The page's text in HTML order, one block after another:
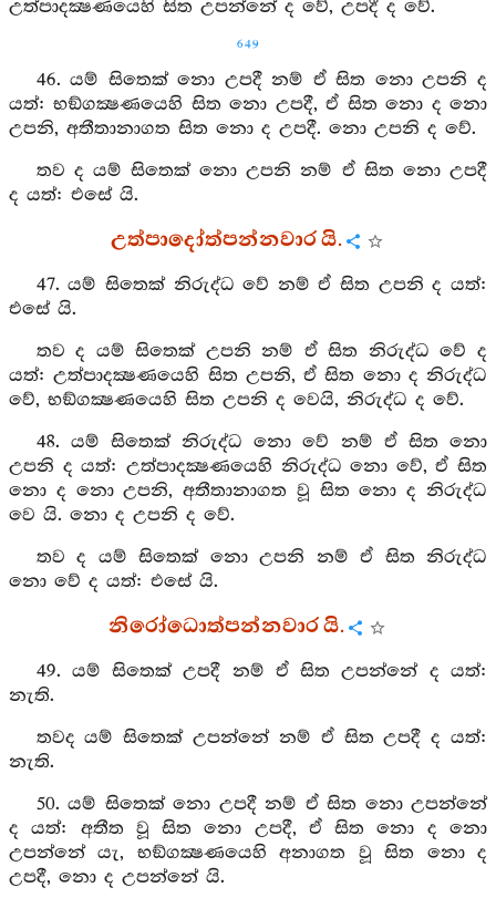
උත්පාදක්‍ෂණයෙහි සිත උපන්නේ ද වේ, උපදී ද වේ.
649
46. යම් සිතෙක් නො උපදී නම් ඒ සිත නො උපනි ද
යත්: භඞ්ගක්‍ෂණයෙහි සිත නො උපදී, ඒ සිත නො ද නො
උපනි, අතීතානාගත සිත නො ද උපදී. නො උපනි ද වේ.
තව ද යම් සිතෙක් නො උපනි නම් ඒ සිත නො උපදී
ද යත්: එසේ යි.
උත්පාදෝත්පන්නවාර යි.
47. යම් සිතෙක් නිරුද්ධ වේ නම් ඒ සිත උපනි ද යත්:
එසේ යි.
තව ද යම් සිතෙක් උපනි නම් ඒ සිත නිරුද්ධ වේ ද
යත්: උත්පාදක්‍ෂණයෙහි සිත උපනි, ඒ සිත නො ද නිරුද්ධ
වේ, භඞ්ගක්‍ෂණයෙහි සිත උපනි ද වෙයි, නිරුද්ධ ද වේ.
48. යම් සිතෙක් නිරුද්ධ නො වේ නම් ඒ සිත නො
උපනි ද යත්: උත්පාදක්‍ෂණයෙහි නිරුද්ධ නො වේ, ඒ සිත
නො ද නො උපනි, අතීතානාගත වූ සිත නො ද නිරුද්ධ
වෙ යි. නො ද උපනි ද වේ.
තව ද යම් සිතෙක් නො උපනි නම් ඒ සිත නිරුද්ධ
නො වේ ද යත්: එසේ යි.
නිරෝධොත්පන්නවාර යි.
49. යම් සිතෙක් උපදී නම් ඒ සිත උපන්නේ ද යත්:
නැති.
තවද යම් සිතෙක් උපන්නේ නම් ඒ සිත උපදී ද යත්:
නැති.
50. යම් සිතෙක් නො උපදී නම් ඒ සිත නො උපන්නේ
ද යත්: අතීත වූ සිත නො උපදී, ඒ සිත නො ද නො
උපන්නේ යැ, භඞ්ගක්‍ෂණයෙහි අනාගත වූ සිත නො ද
උපදී, නො ද උපන්නේ යි.